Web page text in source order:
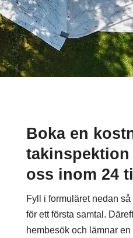
Boka en
oss inom 24
Fyll i formuläret nedan
för ett första samtal.
hembesök och lämnar